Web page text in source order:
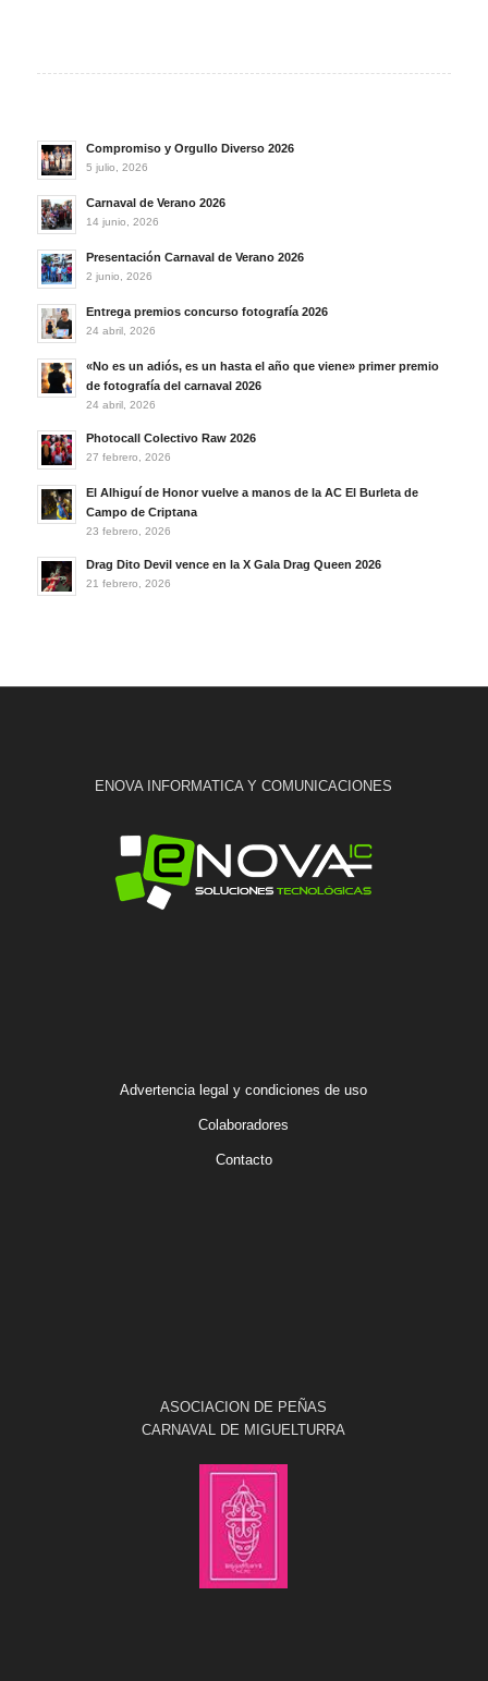
Compromiso y Orgullo Diverso 2026
5 julio, 2026
Carnaval de Verano 2026
14 junio, 2026
Presentación Carnaval de Verano 2026
2 junio, 2026
Entrega premios concurso fotografía 2026
24 abril, 2026
«No es un adiós, es un hasta el año que viene» primer premio
de fotografía del carnaval 2026
24 abril, 2026
Photocall Colectivo Raw 2026
27 febrero, 2026
El Alhiguí de Honor vuelve a manos de la AC El Burleta de
Campo de Criptana
23 febrero, 2026
Drag Dito Devil vence en la X Gala Drag Queen 2026
21 febrero, 2026
ENOVA INFORMATICA Y COMUNICACIONES
Advertencia legal y condiciones de uso
Colaboradores
Contacto
ASOCIACION DE PEÑAS
CARNAVAL DE MIGUELTURRA